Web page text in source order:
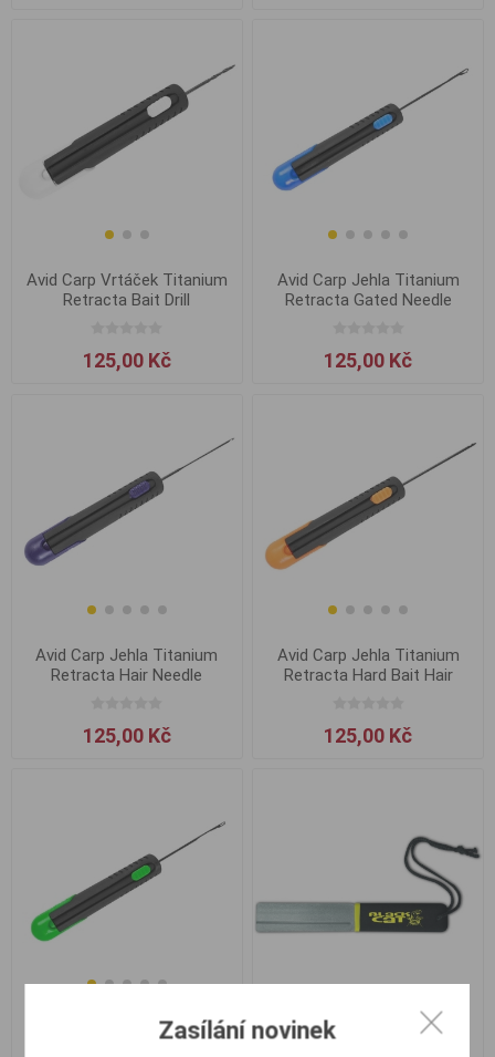
Avid Carp Vrtáček Titanium
Retracta Bait Drill
125,00 Kč
Avid Carp Jehla Titanium
Retracta Gated Needle
125,00 Kč
Avid Carp Jehla Titanium
Retracta Hair Needle
125,00 Kč
Avid Carp Jehla Titanium
Retracta Hard Bait Hair
125,00 Kč
Avid Carp Jehla Titanium
Black Cat Diamantový
brousek na háčky 15cm
Zasílání novinek